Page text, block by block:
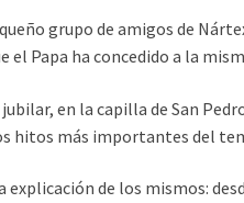
grupo de amigos de
el Papa ha concedido a la
jubilar, en la capilla de San
hitos más importantes del
de los mismos: